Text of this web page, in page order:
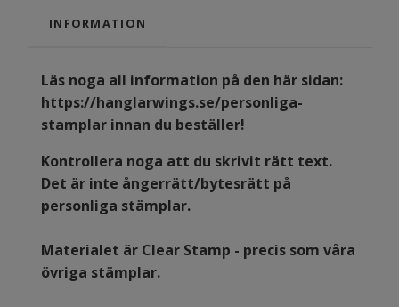
INFORMATION
Läs noga all information på den här sidan:
https://hanglarwings.se/personliga-
stamplar innan du beställer!
Kontrollera noga att du skrivit rätt text.
Det är inte ångerrätt/bytesrätt på
personliga stämplar.
Materialet är Clear Stamp - precis som våra
övriga stämplar.